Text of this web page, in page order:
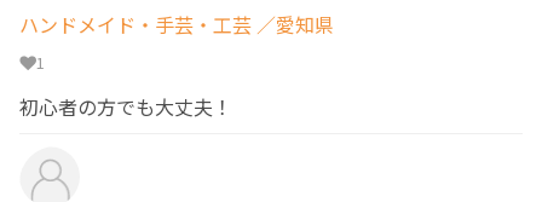
ハンドメイド・手芸・工芸 ／愛知県
1
初心者の方でも大丈夫！